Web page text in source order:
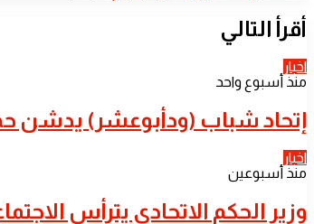
أقرأ التالي
اخبار
منذ أسبوع واحد
إتحاد شباب (ودأبوعشر) يدشن
اخبار
منذ أسبوعين
وزير الحكم الاتحادي يترأس